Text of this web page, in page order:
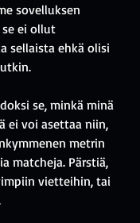
sovelluksen
se ei ollut
sellaista ehkä olisi
se, minkä minä
ei voi asettaa niin,
metrin
matcheja. Pärstiä,
vietteihin, tai